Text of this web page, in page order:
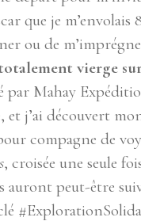
que je m’envolais
ou de
vierge
Mahay
et j’ai découvert
compagne de
, croisée une seule
auront peut-être